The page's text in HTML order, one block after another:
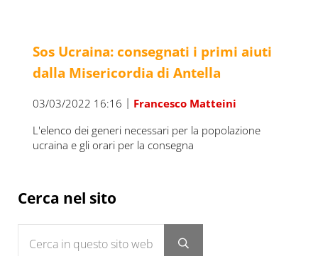
Sos Ucraina: consegnati i primi aiuti
dalla Misericordia di Antella
03/03/2022 16:16 | Francesco Matteini
L'elenco dei generi necessari per la popolazione
ucraina e gli orari per la consegna
Sidebar
Cerca nel sito
Submit search